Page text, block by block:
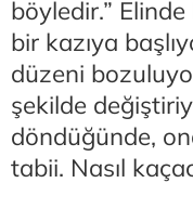
böyledir.”
bir kazıya
düzeni
şekilde
döndüğünde,
tabii. Nasıl